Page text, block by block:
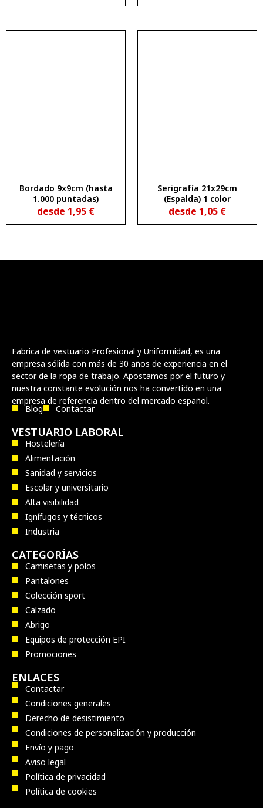
Bordado 9x9cm (hasta
1.000 puntadas)
desde 1,95 €
Serigrafía 21x29cm
(Espalda) 1 color
desde 1,05 €
Fabrica de vestuario Profesional y Uniformidad, es una
empresa sólida con más de 30 años de experiencia en el
sector de la ropa de trabajo. Apostamos por el futuro y
nuestra constante evolución nos ha convertido en una
empresa de referencia dentro del mercado español.
Blog Contactar
VESTUARIO LABORAL
Hostelería
Alimentación
Sanidad y servicios
Escolar y universitario
Alta visibilidad
Ignífugos y técnicos
Industria
CATEGORÍAS
Camisetas y polos
Pantalones
Colección sport
Calzado
Abrigo
Equipos de protección EPI
Promociones
ENLACES
Contactar
Condiciones generales
Derecho de desistimiento
Condiciones de personalización y producción
Envío y pago
Aviso legal
Política de privacidad
Política de cookies